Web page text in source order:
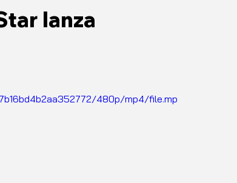
lanza
480p/mp4/file.mp